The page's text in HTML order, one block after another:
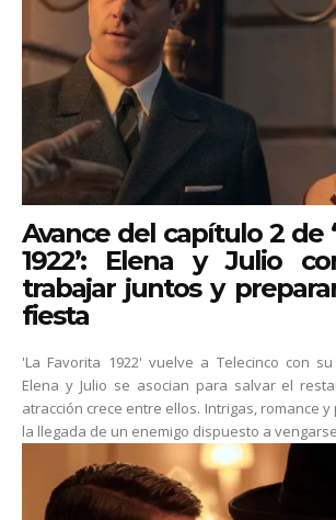
Avance del capítulo 2 de
1922’: Elena y Julio
trabajar juntos y
fiesta
'La Favorita 1922' vuelve a Telecinco con
Elena y Julio se asocian para salvar el
atracción crece entre ellos. Intrigas, romance y
la llegada de un enemigo dispuesto a